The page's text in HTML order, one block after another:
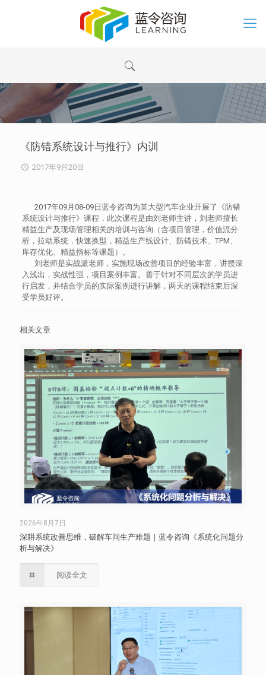
《防错系统设计与推行》内训
2017年9月20日
2017年09月08-09日蓝令咨询为某大型汽车企业开展了《防错
系统设计与推行》课程，此次课程是由刘老师主讲，刘老师擅长
精益生产及现场管理相关的培训与咨询（含项目管理，价值流分
析，拉动系统，快速换型，精益生产线设计、防错技术、TPM、
库存优化、精益指标等课题）。
刘老师是实战派老师，实施现场改善项目的经验丰富，讲授深
入浅出，实战性强，项目案例丰富。善于针对不同层次的学员进
行启发，并结合学员的实际案例进行讲解，两天的课程结束后深
受学员好评。
相关文章
2026年8月7日
深耕系统改善思维，破解车间生产难题｜蓝令咨询《系统化问题分
析与解决》
阅读全文